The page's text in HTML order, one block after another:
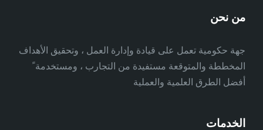
من نحن
جهة حكومية تعمل على قيادة وإدارة العمل ، وتحقيق الأهداف
المخططة والمتوقعة مستفيدة من التجارب ، ومستخدمة ً
أفضل الطرق العلمية والعملية
الخدمات